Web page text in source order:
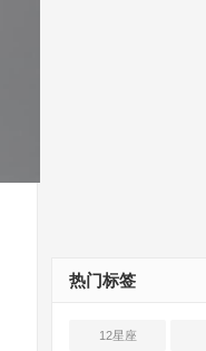
热门标签
12星座